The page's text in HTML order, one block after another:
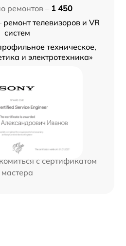
ремонтов – 1 450
ремонт телевизоров и VR
систем
техническое,
и электротехника»
с сертификатом
мастера